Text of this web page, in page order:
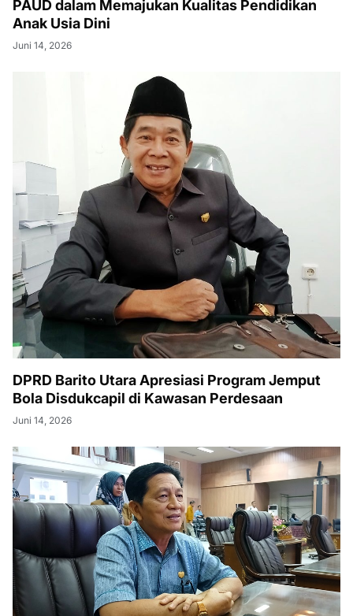
PAUD dalam Memajukan Kualitas Pendidikan
Anak Usia Dini
Juni 14, 2026
DPRD Barito Utara Apresiasi Program Jemput
Bola Disdukcapil di Kawasan Perdesaan
Juni 14, 2026